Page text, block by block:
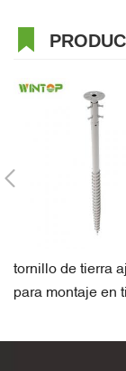
tornillo de tierra
para montaje en